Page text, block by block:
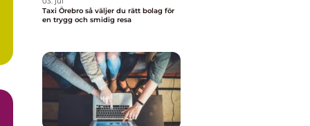
Taxi Örebro så väljer du rätt bolag för
en trygg och smidig resa